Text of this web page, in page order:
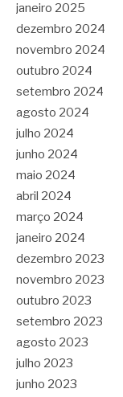
janeiro 2025
dezembro 2024
novembro 2024
outubro 2024
setembro 2024
agosto 2024
julho 2024
junho 2024
maio 2024
abril 2024
março 2024
janeiro 2024
dezembro 2023
novembro 2023
outubro 2023
setembro 2023
agosto 2023
julho 2023
junho 2023